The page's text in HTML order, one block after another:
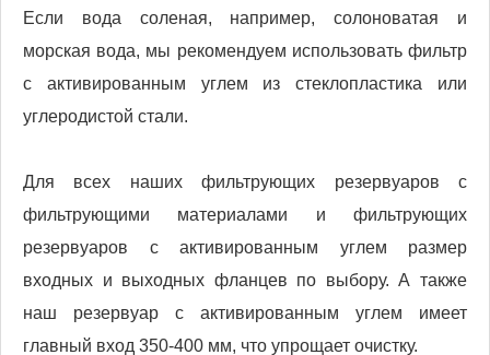
Если вода соленая, например, солоноватая и
морская вода, мы рекомендуем использовать фильтр
с активированным углем из стеклопластика или
углеродистой стали.
Для всех наших фильтрующих резервуаров с
фильтрующими материалами и фильтрующих
резервуаров с активированным углем размер
входных и выходных фланцев по выбору. А также
наш резервуар с активированным углем имеет
главный вход 350-400 мм, что упрощает очистку.